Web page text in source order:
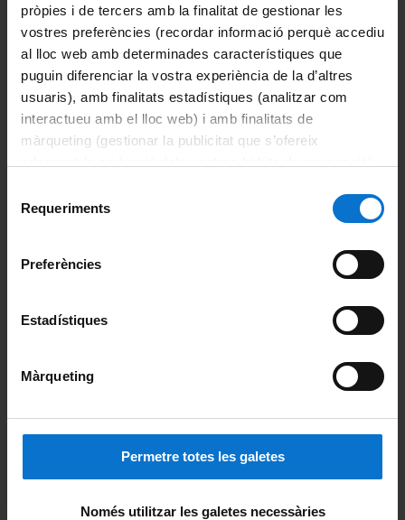
pròpies i de tercers amb la finalitat de gestionar les
vostres preferències (recordar informació perquè accediu
al lloc web amb determinades característiques que
puguin diferenciar la vostra experiència de la d’altres
usuaris), amb finalitats estadístiques (analitzar com
interactueu amb el lloc web) i amb finalitats de
màrqueting (gestionar la publicitat que s’ofereix
consultar laPolítica de galetes del lloc web de la
Requeriments
Preferències
Estadístiques
Màrqueting
Permetre totes les galetes
Només utilitzar les galetes necessàries
La Facultat
Missió, visió i valors
Imprimeix
Departaments
Biomedicina
Ciències Clíniques
Fonaments Clinics
Patologia i Terapèutica Experimental